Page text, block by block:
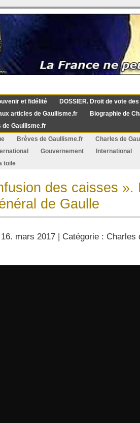
et fidélité
DOSSIER. Droit de vote
articles de Gaullisme.fr
Biographie de
de Gaullisme.fr
Brèves de Gaullisme.fr
Charles de
Gouvernement
International
toile
des caisses ».
de Gaulle
mars 2017 | Catégorie : Charles